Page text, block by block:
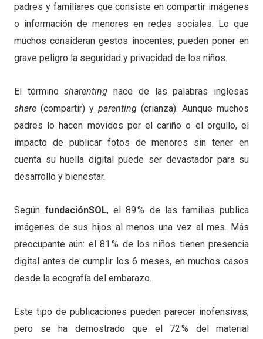
padres y familiares que consiste en compartir imágenes
o información de menores en redes sociales. Lo que
muchos consideran gestos inocentes, pueden poner en
grave peligro la seguridad y privacidad de los niños.
El términosharenting nace de las palabras inglesas
share (compartir) y parenting (crianza). Aunque muchos
padres lo hacen movidos por el cariño o el orgullo, el
impacto de publicar fotos de menores sin tener en
cuenta su huella digital puede ser devastador para su
desarrollo y bienestar.
SegúnfundaciónSOL, el 89 % de las familias publica
imágenes de sus hijos al menos una vez al mes. Más
preocupante aún: el 81 % de los niños tienen presencia
digital antes de cumplir los 6 meses, en muchos casos
desde la ecografía del embarazo.
Este tipo de publicaciones pueden parecer inofensivas,
pero se ha demostrado que el 72 % del material